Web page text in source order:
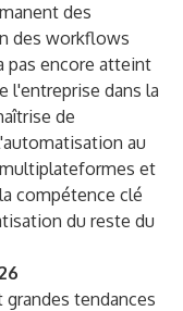
des
des workflows
pas encore atteint
l'entreprise dans la
de
au
et
compétence clé
du reste du
tendances